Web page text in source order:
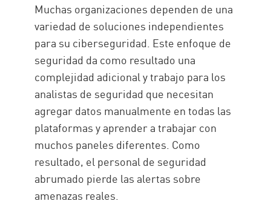
Muchas organizaciones dependen de una
variedad de soluciones independientes
para su ciberseguridad. Este enfoque de
seguridad da como resultado una
complejidad adicional y trabajo para los
analistas de seguridad que necesitan
agregar datos manualmente en todas las
plataformas y aprender a trabajar con
muchos paneles diferentes. Como
resultado, el personal de seguridad
abrumado pierde las alertas sobre
amenazas reales.